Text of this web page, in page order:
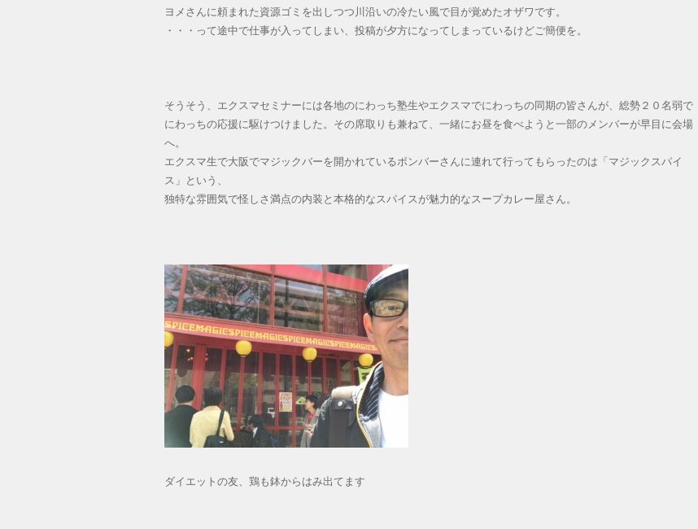
ヨメさんに頼まれた資源ゴミを出しつつ川沿いの冷たい風で目が覚めたオザワです。
・・・って途中で仕事が入ってしまい、投稿が夕方になってしまっているけどご簡便を。
そうそう、エクスマセミナーには各地のにわっち塾生やエクスマでにわっちの同期の皆さんが、総勢２０名弱で
にわっちの応援に駆けつけました。その席取りも兼ねて、一緒にお昼を食べようと一部のメンバーが早目に会場
へ。
エクスマ生で大阪でマジックバーを開かれているボンバーさんに連れて行ってもらったのは「マジックスパイ
ス」という、
独特な雰囲気で怪しさ満点の内装と本格的なスパイスが魅力的なスープカレー屋さん。
ダイエットの友、鶏も鉢からはみ出てます